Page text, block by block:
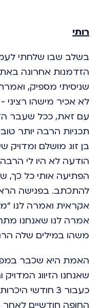
רותי
בשלב שבו שלחתי
הזדמנות אחרונה
שניסיתי מספיק,
לא אכיר מישהו
עם זאת, ככל שעבר
תכניות הרבה יותר
בן זוג מושלם
הודעה לא היו לי
הפתיעה אותי כל כך,
להתכתב. בפגישה
אקראית ואמרה לנו
אמרה לנו שאנחנו
משהו במילים שלה
האמת היא שכבר
שאנחנו הזיווג המדויק
כעבור 3 חודשי
החופה חודשיים לאחר